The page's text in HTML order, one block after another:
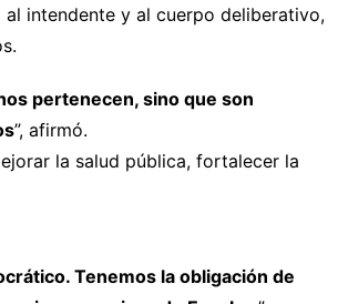
intendente y al cuerpo deliberativo,
pertenecen, sino que son
”, afirmó.
la salud pública, fortalecer la
Tenemos la obligación de